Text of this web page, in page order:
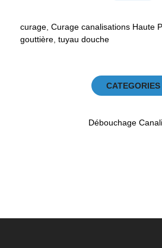
curage Curage canalisations Haute
gouttière tuyau douche
CATEGORIES
Débouchage